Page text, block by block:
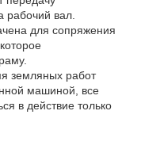
рабочий вал.
для сопряжения
земляных работ
машиной, все
в действие только